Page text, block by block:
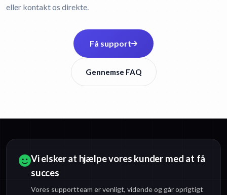
eller kontakt os direkte.
Få support
Gennemse FAQ
Vi elsker at hjælpe vores kunder med at få
succes
Vores supportteam er venligt, vidende og går oprigtigt